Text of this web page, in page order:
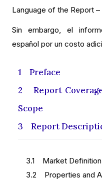
Language of the Report –
Sin embargo, el
español por un costo
1 Preface
2 Report
Scope
3 Report
3.1 Market Definition
3.2 Properties and